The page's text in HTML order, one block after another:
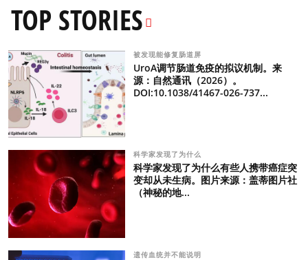
TOP STORIES
被发现能修复肠道屏
UroA调节肠道免疫的拟议机制。来
源：自然通讯（2026）。
DOI:10.1038/41467-026-737...
科学家发现了为什么
科学家发现了为什么有些人携带癌症突
变却从未生病。图片来源：盖蒂图片社
（神秘的地...
遗传血统并不能说明